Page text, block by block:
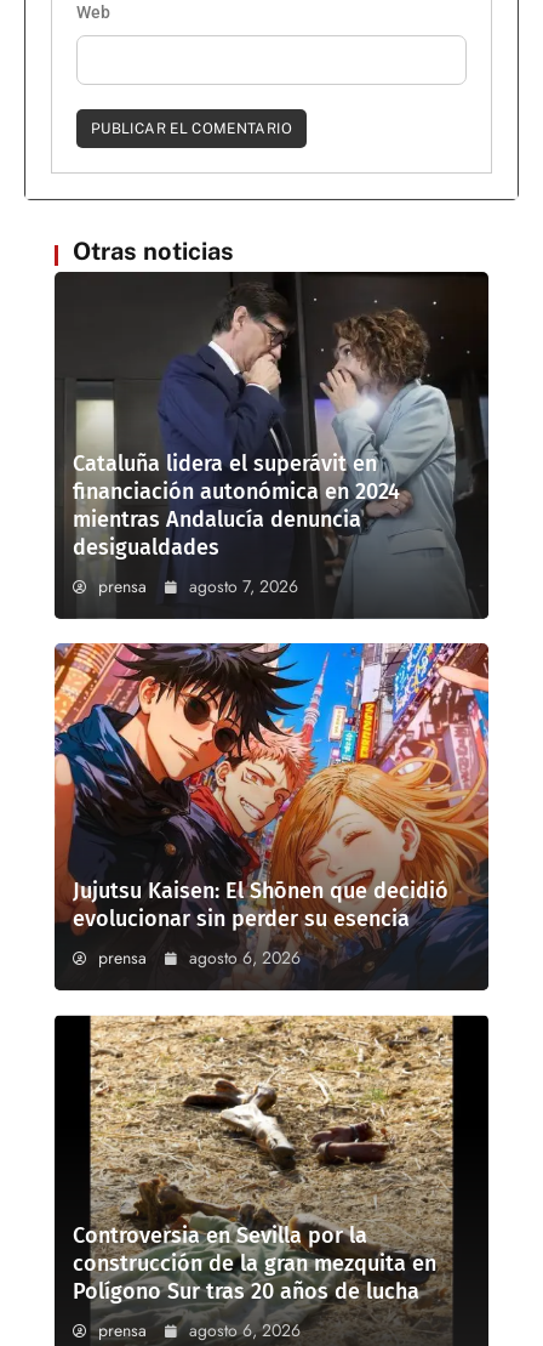
Web
Otras noticias
Cataluña lidera el superávit en
financiación autonómica en 2024
mientras Andalucía denuncia
desigualdades
prensa agosto 7, 2026
Jujutsu Kaisen: El Shōnen que decidió
evolucionar sin perder su esencia
prensa agosto 6, 2026
Controversia en Sevilla por la
construcción de la gran mezquita en
Polígono Sur tras 20 años de lucha
prensa agosto 6, 2026